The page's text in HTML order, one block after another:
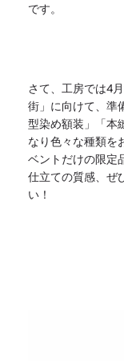
です。
さて、工房では4
街」 に向けて、準
型染め額装」「本
なり色々な種類を
ベントだけの限定
仕立ての質感、 ぜ
い！